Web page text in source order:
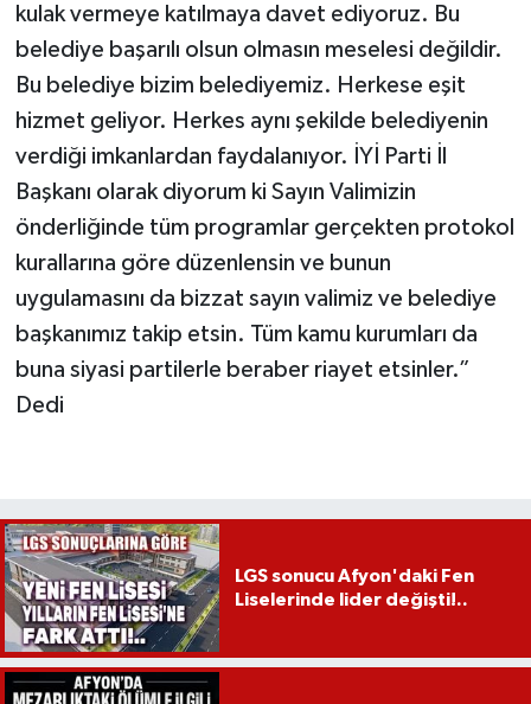
kulak vermeye katılmaya davet ediyoruz. Bu
belediye başarılı olsun olmasın meselesi değildir.
Bu belediye bizim belediyemiz. Herkese eşit
hizmet geliyor. Herkes aynı şekilde belediyenin
verdiği imkanlardan faydalanıyor. İYİ Parti İl
Başkanı olarak diyorum ki Sayın Valimizin
önderliğinde tüm programlar gerçekten protokol
kurallarına göre düzenlensin ve bunun
uygulamasını da bizzat sayın valimiz ve belediye
başkanımız takip etsin. Tüm kamu kurumları da
buna siyasi partilerle beraber riayet etsinler.”
Dedi
LGS sonucu Afyon'daki Fen
Liselerinde lider değişti!..